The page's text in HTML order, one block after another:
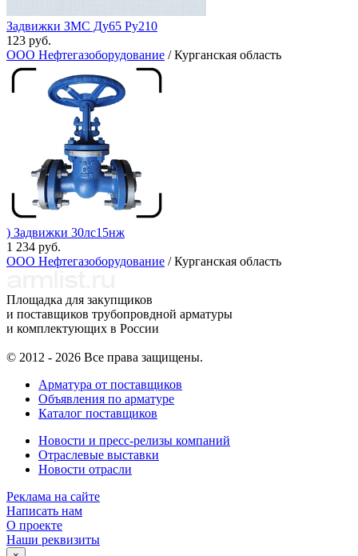
Задвижки ЗМС Ду65 Ру210
123 руб.
ООО Нефтегазоборудование / Курганская область
) Задвижки 30лс15нж
1 234 руб.
ООО Нефтегазоборудование / Курганская область
Площадка для закупщиков
и поставщиков трубопровдной арматуры
и комплектующих в России
© 2012 - 2026 Все права защищены.
Арматура от поставщиков
Объявления по арматуре
Каталог поставщиков
Новости и пресс-релизы компаний
Отраслевые выставки
Новости отрасли
Реклама на сайте
Написать нам
О проекте
Наши реквизиты